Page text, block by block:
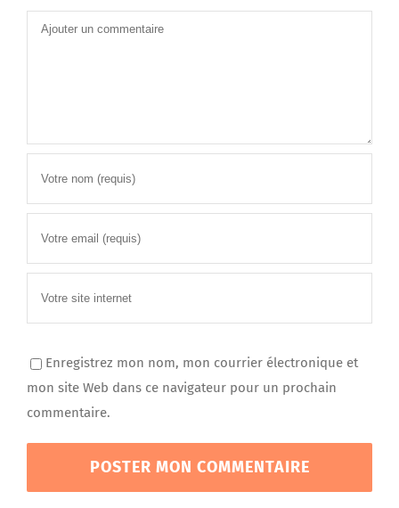
Commentaire
Enregistrez mon nom, mon courrier électronique et
mon site Web dans ce navigateur pour un prochain
commentaire.